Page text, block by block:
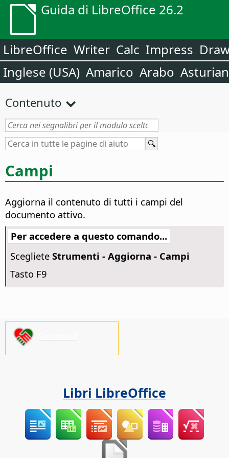
Guida di LibreOffice 26.2
LibreOffice Writer Calc Impress
Inglese (USA) Amarico Arabo
Contenuto
Campi
Aggiorna il contenuto di tutti i campi del
documento attivo.
Per accedere a questo comando...
Scegliete Strumenti - Aggiorna - Campi
Tasto F9
Libri LibreOffice